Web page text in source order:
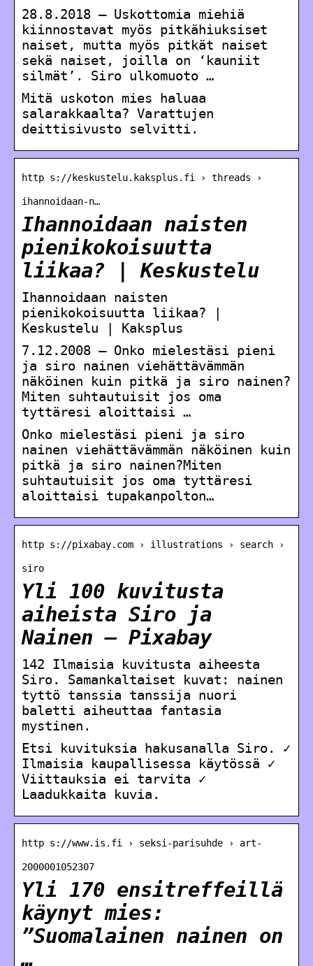
28.8.2018 — Uskottomia miehiä
kiinnostavat myös pitkähiuksiset
naiset, mutta myös pitkät naiset
sekä naiset, joilla on ‘kauniit
silmät’. Siro ulkomuoto …
Mitä uskoton mies haluaa
salarakkaalta? Varattujen
deittisivusto selvitti.
http s://keskustelu.kaksplus.fi › threads ›
ihannoidaan-n…
Ihannoidaan naisten
pienikokoisuutta
liikaa? | Keskustelu
Ihannoidaan naisten
pienikokoisuutta liikaa? |
Keskustelu | Kaksplus
7.12.2008 — Onko mielestäsi pieni
ja siro nainen viehättävämmän
näköinen kuin pitkä ja siro nainen?
Miten suhtautuisit jos oma
tyttäresi aloittaisi …
Onko mielestäsi pieni ja siro
nainen viehättävämmän näköinen kuin
pitkä ja siro nainen?Miten
suhtautuisit jos oma tyttäresi
aloittaisi tupakanpolton…
http s://pixabay.com › illustrations › search ›
siro
Yli 100 kuvitusta
aiheista Siro ja
Nainen – Pixabay
142 Ilmaisia kuvitusta aiheesta
Siro. Samankaltaiset kuvat: nainen
tyttö tanssia tanssija nuori
baletti aiheuttaa fantasia
mystinen.
Etsi kuvituksia hakusanalla Siro. ✓
Ilmaisia kaupallisessa käytössä ✓
Viittauksia ei tarvita ✓
Laadukkaita kuvia.
http s://www.is.fi › seksi-parisuhde › art-
2000001052307
Yli 170 ensitreffeillä
käynyt mies:
”Suomalainen nainen on
…